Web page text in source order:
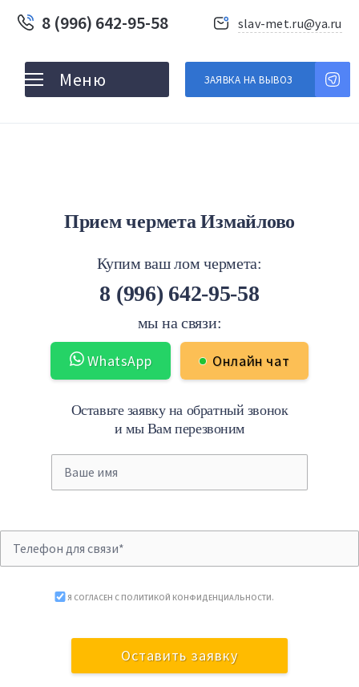
8 (996) 642-95-58 slav-met.ru@ya.ru
ЗАЯВКА НА ВЫВОЗ
Прием чермета Измайлово
Купим ваш лом чермета:
8 (996) 642-95-58
мы на связи:
WhatsApp Онлайн чат
Оставьте заявку на обратный звонок
и мы Вам перезвоним
Я СОГЛАСЕН С ПОЛИТИКОЙ КОНФИДЕНЦИАЛЬНОСТИ.